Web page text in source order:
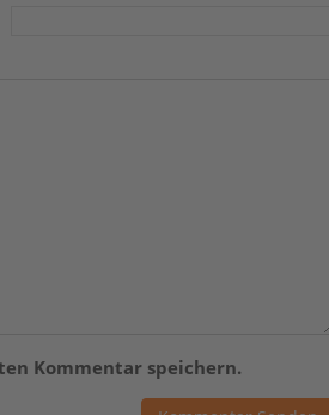
Kommentar speichern.